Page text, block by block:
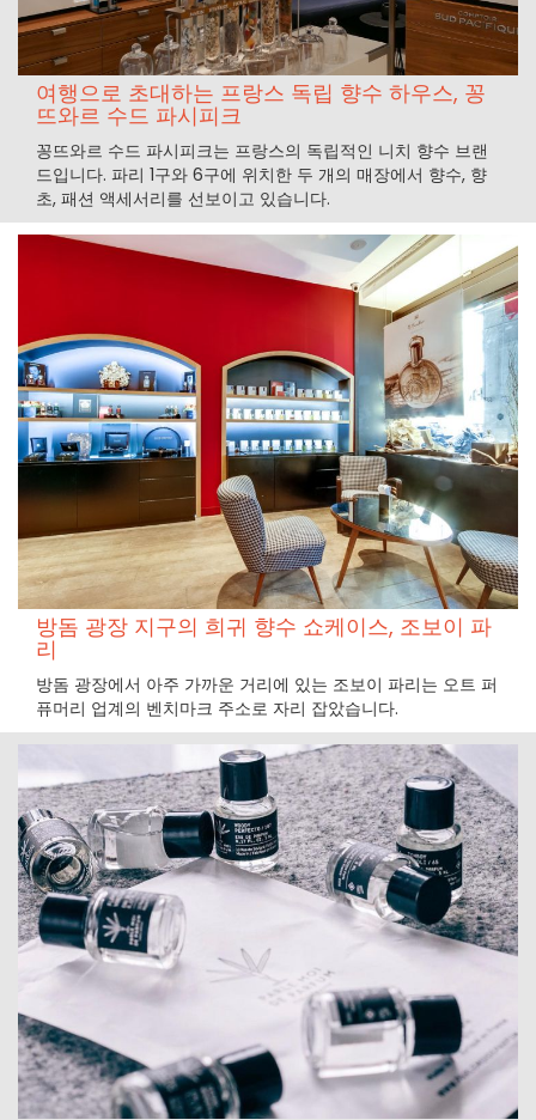
여행으로 초대하는 프랑스 독립 향수 하우스, 꽁
뜨와르 수드 파시피크
꽁뜨와르 수드 파시피크는 프랑스의 독립적인 니치 향수 브랜
드입니다. 파리 1구와 6구에 위치한 두 개의 매장에서 향수, 향
초, 패션 액세서리를 선보이고 있습니다.
방돔 광장 지구의 희귀 향수 쇼케이스, 조보이 파
리
방돔 광장에서 아주 가까운 거리에 있는 조보이 파리는 오트 퍼
퓨머리 업계의 벤치마크 주소로 자리 잡았습니다.